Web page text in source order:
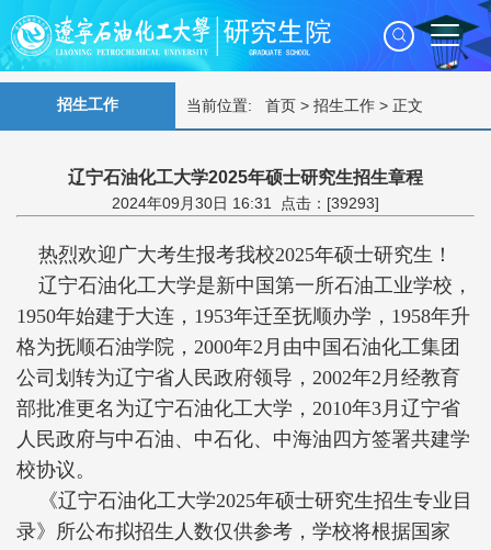
招生工作 当前位置: 首页 > 招生工作 > 正文
辽宁石油化工大学2025年硕士研究生招生章程
2024年09月30日 16:31 点击：[39293]
热烈欢迎广大考生报考我校2025年硕士研究生！
辽宁石油化工大学是新中国第一所石油工业学校，
1950年始建于大连，1953年迁至抚顺办学，1958年升
格为抚顺石油学院，2000年2月由中国石油化工集团
公司划转为辽宁省人民政府领导，2002年2月经教育
部批准更名为辽宁石油化工大学，2010年3月辽宁省
人民政府与中石油、中石化、中海油四方签署共建学
校协议。
《辽宁石油化工大学2025年硕士研究生招生专业目
录》所公布拟招生人数仅供参考，学校将根据国家